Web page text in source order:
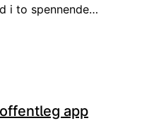
i to spennende
app